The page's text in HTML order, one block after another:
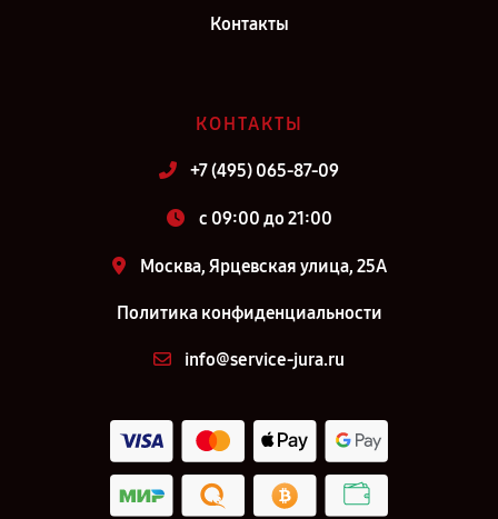
Контакты
КОНТАКТЫ
+7 (495) 065-87-09
c 09:00 до 21:00
Москва, Ярцевская улица, 25А
Политика конфиденциальности
info@service-jura.ru